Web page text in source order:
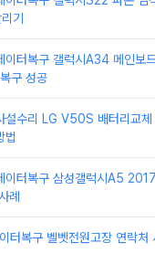
기
이터복구 갤럭시A34 메인보
구 성공
설수리 LG V50S 배터리교체
법
이터복구 삼성갤럭시A5
례
터복구 벨벳전원고장 연락처